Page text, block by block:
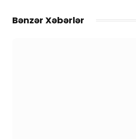
Bənzər Xəbərlər